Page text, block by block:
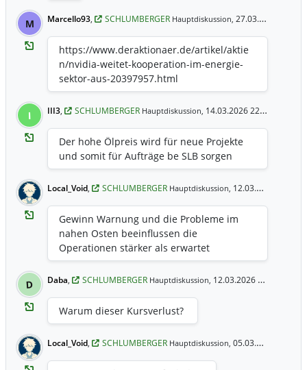
*%20Unleashing%20American%20Energy
M Marcello93, SCHLUMBERGER Hauptdiskussion, 27.03.2026 15:21 Uhr
https://www.deraktionaer.de/artikel/aktie
n/nvidia-weitet-kooperation-im-energie-
sektor-aus-20397957.html
I III3, SCHLUMBERGER Hauptdiskussion, 14.03.2026 22:01 Uhr
Der hohe Ölpreis wird für neue Projekte
und somit für Aufträge be SLB sorgen
Local_Void, SCHLUMBERGER Hauptdiskussion, 12.03.2026 18:12 Uhr
Gewinn Warnung und die Probleme im
nahen Osten beeinflussen die
Operationen stärker als erwartet
D Daba, SCHLUMBERGER Hauptdiskussion, 12.03.2026 18:09 Uhr
Warum dieser Kursverlust?
Local_Void, SCHLUMBERGER Hauptdiskussion, 05.03.2026 7:26 Uhr